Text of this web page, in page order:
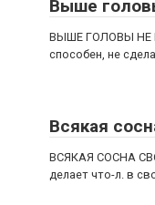
Выше
ВЫШЕ ГОЛОВЫ НЕ
способен, не
Всякая
ВСЯКАЯ СОСНА
делает что-л. в